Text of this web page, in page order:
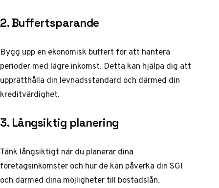
2. Buffertsparande
Bygg upp en ekonomisk buffert för att hantera
perioder med lägre inkomst. Detta kan hjälpa dig att
upprätthålla din levnadsstandard och därmed din
kreditvärdighet.
3. Långsiktig planering
Tänk långsiktigt när du planerar dina
företagsinkomster och hur de kan påverka din SGI
och därmed dina möjligheter till bostadslån.